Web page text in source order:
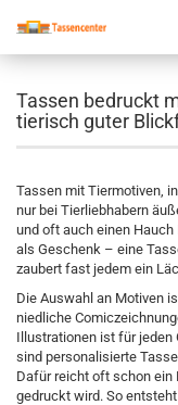
Tassen bedruckt
tierisch guter
Tassen mit Tiermotiven,
nur bei Tierliebhabern
und oft auch einen Hauch
als Geschenk – eine
zaubert fast jedem ein
Die Auswahl an Motiven
niedliche
Illustrationen ist für jeden
sind personalisierte
Dafür reicht oft schon ein
gedruckt wird. So